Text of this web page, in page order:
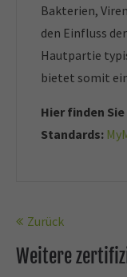
Bakterien,
den Einfluss
Hautpartie
bietet somit
Hier finden
Standards:
Zurück
Weitere